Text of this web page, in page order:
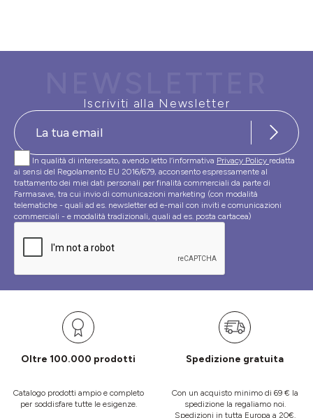
Iscriviti alla Newsletter
In qualità di interessato, avendo letto l’informativa Privacy Policy redatta
ai sensi del Regolamento EU 2016/679, acconsento espressamente al
trattamento dei miei dati personali per finalità commerciali da parte di
Farmasave, tra cui invio di comunicazioni marketing (con modalità
telematiche - quali ad es. newsletter ed e-mail con inviti e comunicazioni
commerciali - e modalità tradizionali, quali ad es. posta cartacea)
Oltre 100.000 prodotti
Catalogo prodotti ampio e completo
per soddisfare tutte le esigenze.
Spedizione gratuita
Con un acquisto minimo di 69 € la
spedizione la regaliamo noi.
Spedizioni in tutta Europa a 20€.